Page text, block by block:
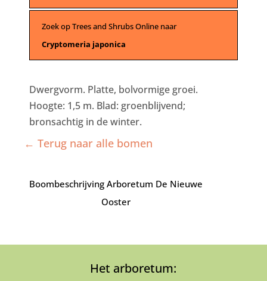
Zoek op Trees and Shrubs Online naar
Cryptomeria japonica
Dwergvorm. Platte, bolvormige groei.
Hoogte: 1,5 m. Blad: groenblijvend;
bronsachtig in de winter.
← Terug naar alle bomen
Boombeschrijving Arboretum De Nieuwe
Ooster
Het arboretum: